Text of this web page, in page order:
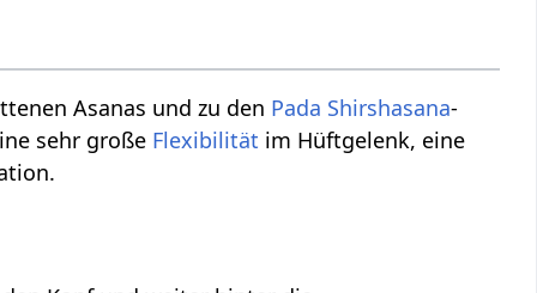
Asanas und zu den Pada Shirshasana-
sehr große Flexibilität im Hüftgelenk, eine